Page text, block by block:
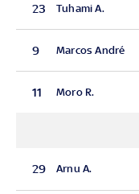
23 Tuhami A.
9 Marcos André
11 Moro R.
29 Arnu A.